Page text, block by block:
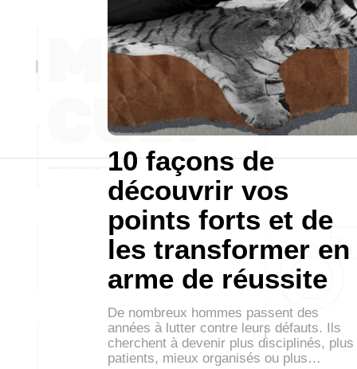
10 façons de
découvrir vos
points forts et de
les transformer en
arme de réussite
De nombreux hommes passent des
années à lutter contre leurs défauts. Ils
cherchent à devenir plus disciplinés, plus
patients, mieux organisés ou plus…